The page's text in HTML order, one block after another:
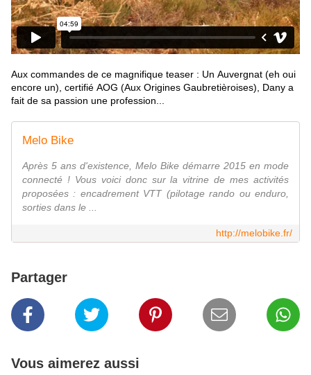
Aux commandes de ce magnifique teaser : Un Auvergnat (eh oui
encore un), certifié AOG (Aux Origines Gaubretièroises), Dany a
fait de sa passion une profession
Melo Bike
Après 5 ans d'existence, Melo Bike démarre 2015 en mode
connecté ! Vous voici donc sur la vitrine de mes activités
proposées : encadrement VTT (pilotage rando ou enduro,
sorties dans le ...
http://melobike.fr/
Partager
Vous aimerez aussi